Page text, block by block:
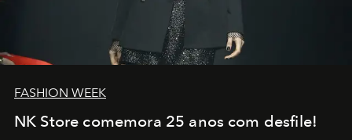
FASHION WEEK
NK Store comemora 25 anos com desfile!